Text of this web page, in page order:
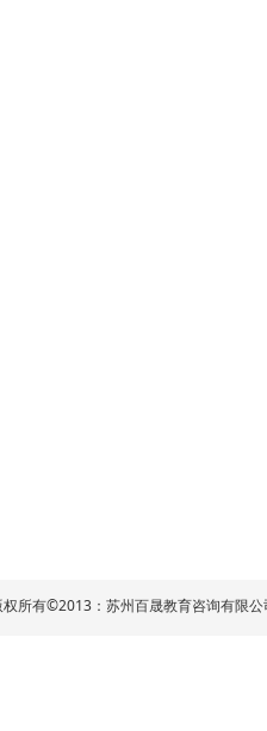
权所有©2013：苏州百晟教育咨询有限公